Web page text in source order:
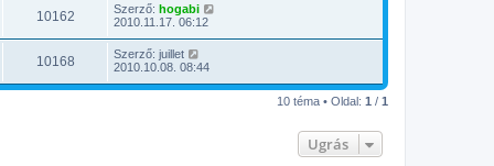
10162 Szerző: hogabi
2010.11.17. 06:12
10168 Szerző: juillet
2010.10.08. 08:44
10 téma • Oldal: 1 / 1
Ugrás